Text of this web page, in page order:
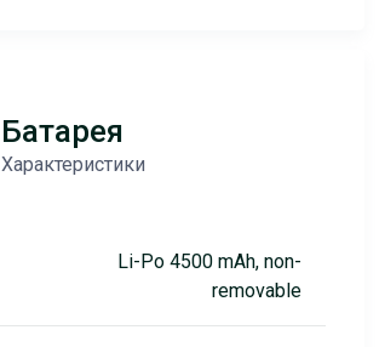
Батарея
Характеристики
Li-Po 4500 mAh, non-
removable